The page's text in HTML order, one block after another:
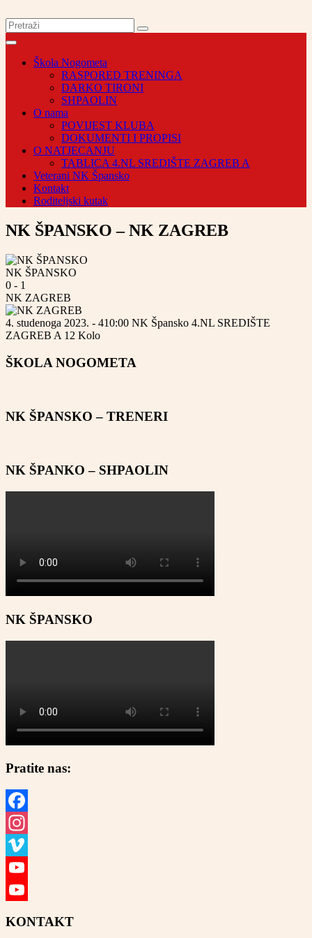
Škola Nogometa
RASPORED TRENINGA
DARKO TIRONI
SHPAOLIN
O nama
POVIJEST KLUBA
DOKUMENTI I PROPISI
O NATJECANJU
TABLICA 4.NL SREDIŠTE ZAGREB A
Veterani NK Špansko
Kontakt
Roditeljski kutak
NK ŠPANSKO – NK ZAGREB
NK ŠPANSKO
0 - 1
NK ZAGREB
4. studenoga 2023. - 410:00 NK Špansko 4.NL SREDIŠTE
ZAGREB A 12 Kolo
ŠKOLA NOGOMETA
NK ŠPANSKO – TRENERI
NK ŠPANKO – SHPAOLIN
NK ŠPANSKO
Pratite nas:
Facebook
Instagram
Vimeo
YouTube
KONTAKT